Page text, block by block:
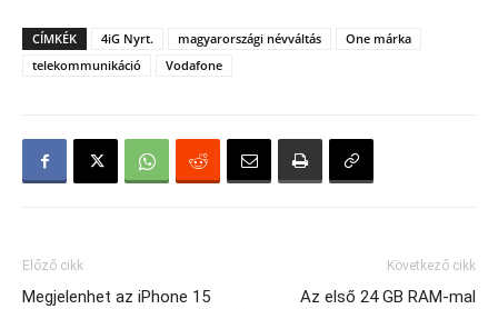
CÍMKÉK 4iG Nyrt. magyarországi névváltás
One márka
telekommunikáció
Vodafone
Előző cikk
Megjelenhet az iPhone 15
Következő cikk
Az első 24 GB RAM-mal